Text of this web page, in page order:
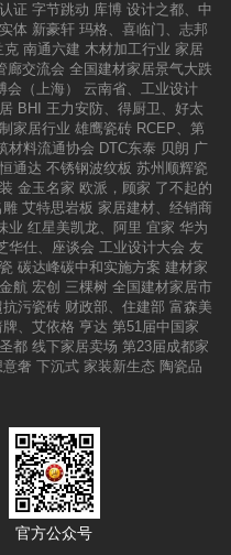
证 字节跳动 库博 设计之都、中
体 新豪轩 玛格、喜临门、志邦
克 南通六建 木材加工行业 家居
廊交流会 全国建材家居景气大跌
会（上海）
云南省、工业设计
BHI
王力安防、得厨卫、好太
家居行业 雄鹰瓷砖 RCEP、第
材料流通协会 DTC东泰 贝朗 广
恒通达 不锈钢波纹板 苏州顺辉瓷
金玉名家 欧派，顾家 了不起的
雕 艾特思岩板 家居建材、经销商
业 红星美凯龙、阿里 宜家 华为
华仕、座谈会 工业设计大会 友
碳达峰碳中和实施方案 建材家
金航 宏创 三棵树 全国建材家居市
污瓷砖 财政部、住建部 富森美
牌、艾依格 亨达 第51届中国家
都 线下家居卖场 第23届成都家
奢 下沉式 家装新生态 陶瓷品
官方公众号